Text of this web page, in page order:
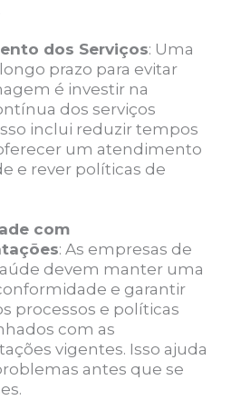
dos Serviços: Uma
prazo para evitar
é investir na
dos serviços
inclui reduzir tempos
um atendimento
e rever políticas de
com
: As empresas de
devem manter uma
e garantir
processos e políticas
com as
vigentes. Isso ajuda
antes que se